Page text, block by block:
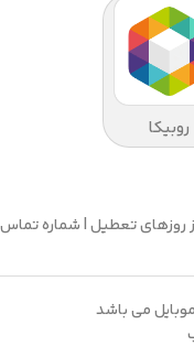
روبیکا
می باشد